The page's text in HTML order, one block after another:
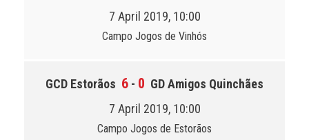
7 April 2019, 10:00
Campo Jogos de Vinhós
GCD Estorãos 6 - 0 GD Amigos Quinchães
7 April 2019, 10:00
Campo Jogos de Estorãos